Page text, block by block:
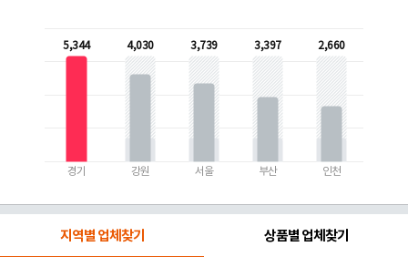
5,344
경기
4,030
강원
3,739
서울
3,397
부산
2,660
인천
지역별 업체찾기 상품별 업체찾기